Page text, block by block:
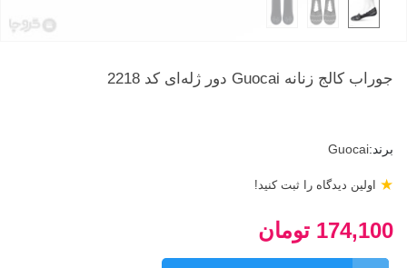
جوراب کالج زنانه Guocai دور ژله‌ای کد 2218
برند:Guocai
اولین دیدگاه را ثبت کنید! ★
174,100 تومان